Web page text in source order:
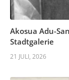
Akosua Adu-
Stadtgalerie
21 JULI, 2026